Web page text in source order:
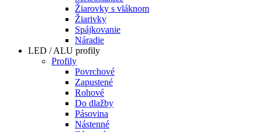
Žiarovky s vláknom
Žiarivky
Spájkovanie
Náradie
LED / ALU profily
Profily
Povrchové
Zapustené
Rohové
Do dlažby
Pásovina
Nástenné